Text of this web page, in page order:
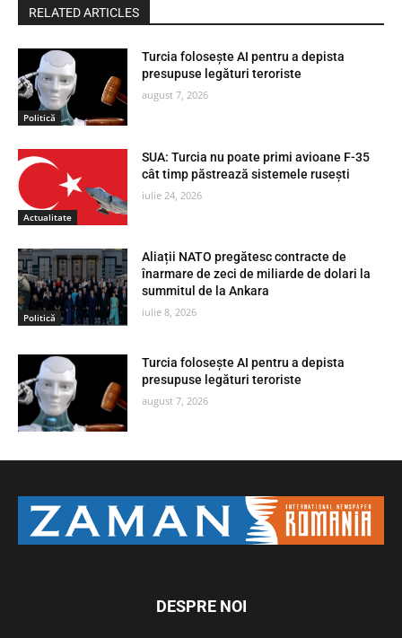
RELATED ARTICLES
Politică
Turcia folosește AI pentru a depista
presupuse legături teroriste
august 7, 2026
Actualitate
SUA: Turcia nu poate primi avioane F-35
cât timp păstrează sistemele rusești
iulie 24, 2026
Politică
Aliații NATO pregătesc contracte de
înarmare de zeci de miliarde de dolari la
summitul de la Ankara
iulie 8, 2026
Turcia folosește AI pentru a depista
presupuse legături teroriste
august 7, 2026
DESPRE NOI